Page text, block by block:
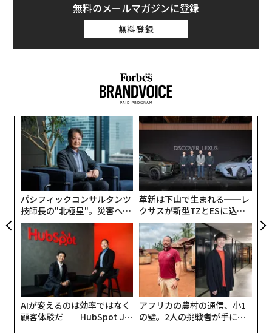
無料のメールマガジンに登録
無料登録
パシフィックコンサルタンツ
技師長の"北極星"。災害への
無力感を乗り越え見つけた、
防災一筋20年の答え
革新は下山で生まれる──レ
クサスが新型TZとESに込め
た「DISCOVER」の哲学
AIが変えるのは効率ではなく
顧客体験だ──HubSpot Ja
アフリカの農村の通信、小1
の壁。2人の挑戦者が手にし